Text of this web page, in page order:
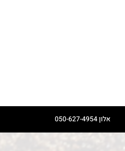
אלון 050-627-4954